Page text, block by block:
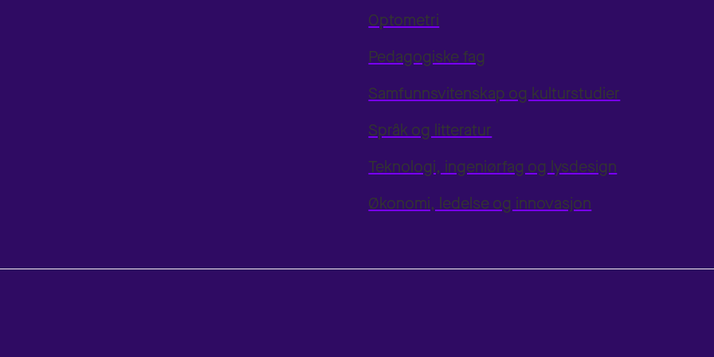
Optometri
Pedagogiske fag
Samfunnsvitenskap og kulturstudier
Språk og litteratur
Teknologi, ingeniørfag og lysdesign
Økonomi, ledelse og innovasjon